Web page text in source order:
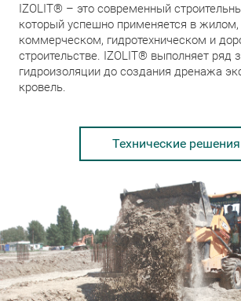
IZOLIT® – это современный
который успешно применяется в
коммерческом, гидротехническом и
строительстве. IZOLIT® выполняет ряд
гидроизоляции до создания дренажа
кровель.
Технические решения